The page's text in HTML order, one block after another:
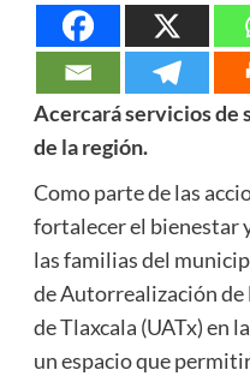
Acercará servicios de
de la región.
Como parte de las
fortalecer el bienestar
las familias del
de Autorrealización
de Tlaxcala (UATx) en
un espacio que